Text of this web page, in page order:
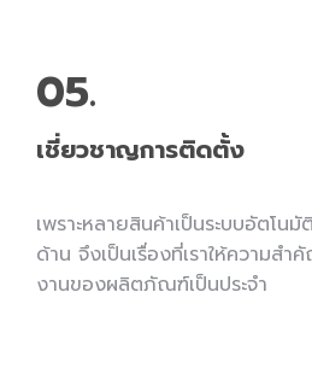
05.
เชี่ยวชาญการติดตั้ง
เพราะหลายสินค้าเป็นระบบอัตโน
ด้าน จึงเป็นเรื่องที่เราให้ความส
งานของผลิตภัณฑ์เป็นประจำ